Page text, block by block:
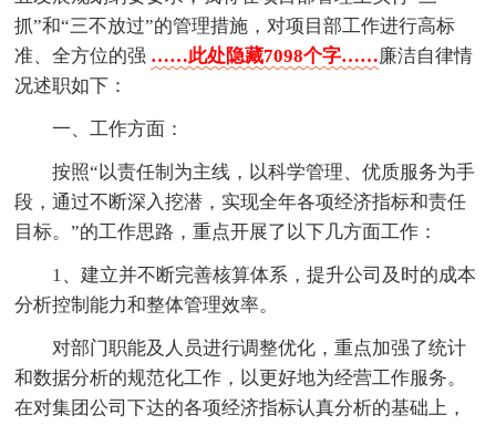
抓”和“三不放过”的管理措施，对项目部工作进行高标
准、全方位的强 ……此处隐藏7098个字……廉洁自律情
况述职如下：
一、工作方面：
按照“以责任制为主线，以科学管理、优质服务为手
段，通过不断深入挖潜，实现全年各项经济指标和责任
目标。”的工作思路，重点开展了以下几方面工作：
1、建立并不断完善核算体系，提升公司及时的成本
分析控制能力和整体管理效率。
对部门职能及人员进行调整优化，重点加强了统计
和数据分析的规范化工作，以更好地为经营工作服务。
在对集团公司下达的各项经济指标认真分析的基础上，